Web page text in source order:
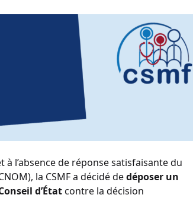
l’absence de réponse satisfaisante du
la CSMF a décidé dedéposer un
d’Étatcontre la décision